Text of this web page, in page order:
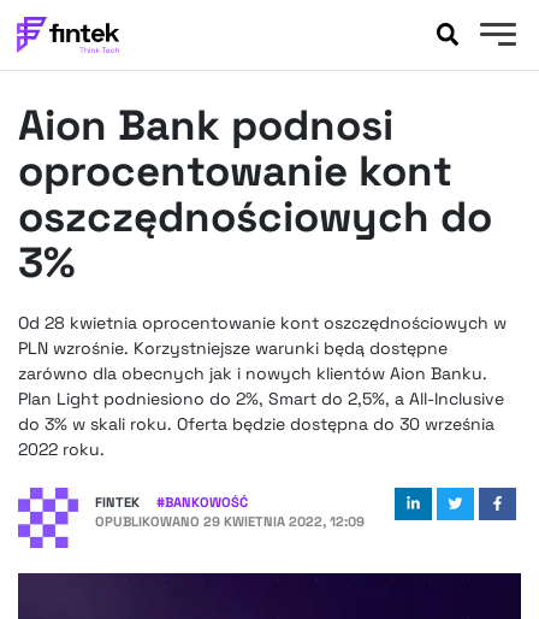
BANKOWOŚĆ
FELIETONY
WYWIADY
LEGAL
FINTEKEXTRA
OKIEM EKSPERTA
Aion Bank podnosi
oprocentowanie kont
oszczędnościowych do
3%
Od 28 kwietnia oprocentowanie kont oszczędnościowych w
PLN wzrośnie. Korzystniejsze warunki będą dostępne
zarówno dla obecnych jak i nowych klientów Aion Banku.
Plan Light podniesiono do 2%, Smart do 2,5%, a All-Inclusive
do 3% w skali roku. Oferta będzie dostępna do 30 września
2022 roku.
FINTEK #BANKOWOŚĆ
OPUBLIKOWANO 29 KWIETNIA 2022, 12:09